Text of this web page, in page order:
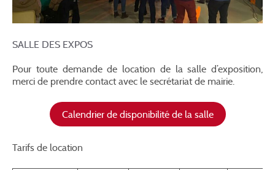
SALLE DES EXPOS
Pour toute demande de location de la salle d’exposition,
merci de prendre contact avec le secrétariat de mairie.
Calendrier de disponibilité de la salle
Tarifs de location